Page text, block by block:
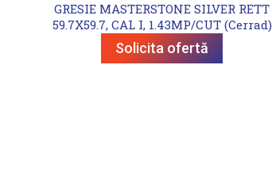
GRESIE MASTERSTONE SILVER RETT
59.7X59.7, CAL I, 1.43MP/CUT (Cerrad)
Solicita ofertă